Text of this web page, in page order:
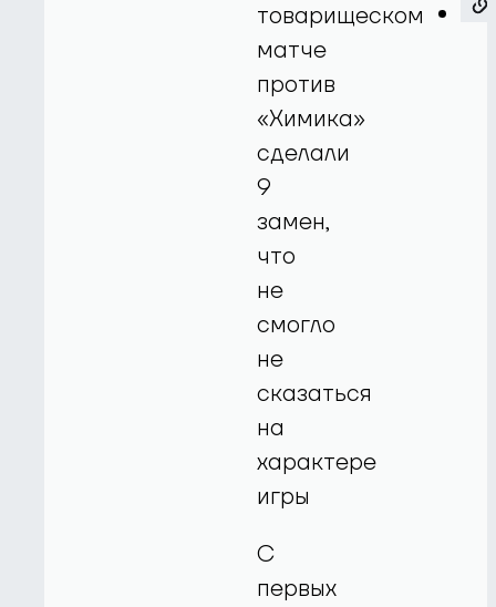
товарищеском
матче
против
«Химика»
сделали
9
замен,
что
не
смогло
не
сказаться
на
характере
игры
С
первых